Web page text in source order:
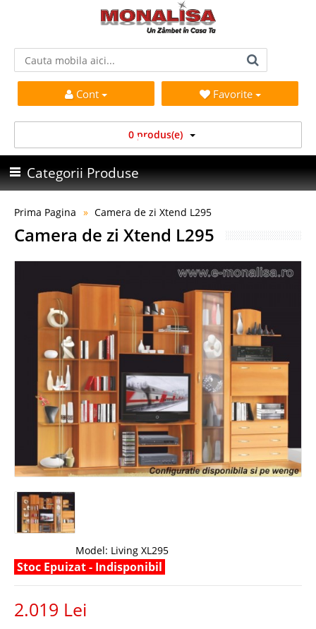
Cont Favorite
0 produs(e)
Categorii Produse
Prima Pagina Camera de zi Xtend L295
Camera de zi Xtend L295
Model: Living XL295
Stoc Epuizat - Indisponibil
2.019 Lei